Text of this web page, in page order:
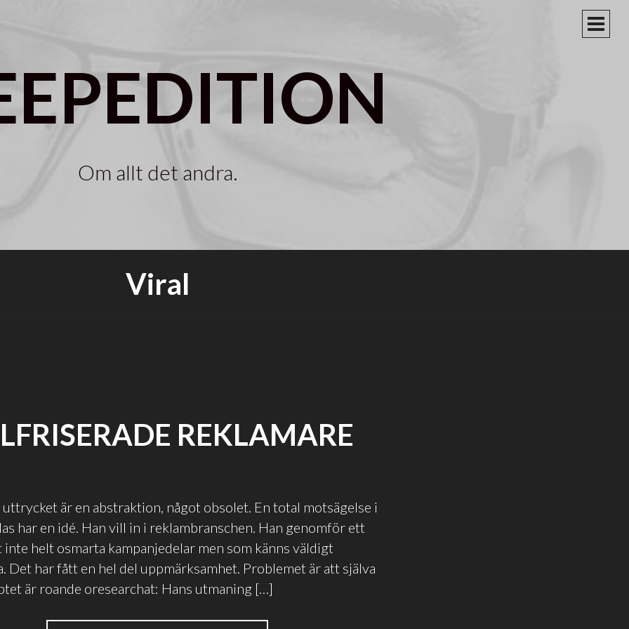
Om allt det andra.
Viral
REKLAMARE
uttrycket är en abstraktion, något obsolet. En total motsägelse i
har en idé. Han vill in i reklambranschen. Han genomför ett
helt osmarta kampanjedelar men som känns väldigt
Det har fått en hel del uppmärksamhet. Problemet är att själva
är roande oresearchat: Hans utmaning […]